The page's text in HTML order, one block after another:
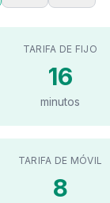
TARIFA DE FIJO
16
minutos
TARIFA DE MÓVIL
8